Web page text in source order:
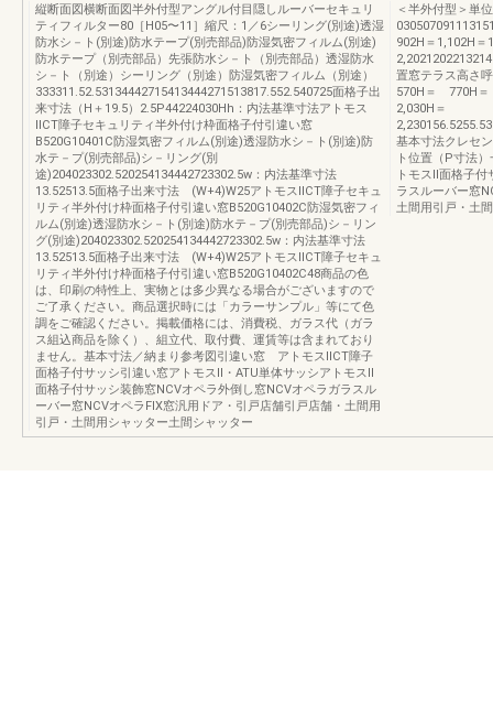
縦断面図横断面図半外付型アングル付目隠しルーバーセキュリ
ティフィルター80［H05〜11］縮尺：1／6シーリング(別途)透湿
防水シ－ト(別途)防水テープ(別売部品)防湿気密フィルム(別途)
防水テープ（別売部品）先張防水シ－ト（別売部品）透湿防水
シ－ト（別途）シーリング（別途）防湿気密フィルム（別途）
333311.52.53134442715413444271513817.552.540725面格子出
来寸法（H＋19.5）2.5P44224030Hh：内法基準寸法アトモス
ⅡCT障子セキュリティ半外付け枠面格子付引違い窓
B520G10401C防湿気密フィルム(別途)透湿防水シ－ト(別途)防
水テ－プ(別売部品)シ－リング(別
途)204023302.520254134442723302.5w：内法基準寸法
13.52513.5面格子出来寸法 (W+4)W25アトモスⅡCT障子セキュ
リティ半外付け枠面格子付引違い窓B520G10402C防湿気密フィ
ルム(別途)透湿防水シ－ト(別途)防水テ－プ(別売部品)シ－リン
グ(別途)204023302.520254134442723302.5w：内法基準寸法
13.52513.5面格子出来寸法 (W+4)W25アトモスⅡCT障子セキュ
リティ半外付け枠面格子付引違い窓B520G10402C48商品の色
は、印刷の特性上、実物とは多少異なる場合がございますので
ご了承ください。商品選択時には「カラーサンプル」等にて色
調をご確認ください。掲載価格には、消費税、ガラス代（ガラ
ス組込商品を除く）、組立代、取付費、運賃等は含まれており
ません。基本寸法／納まり参考図引違い窓 アトモスⅡCT障子
面格子付サッシ引違い窓アトモスⅡ・ATU単体サッシアトモスⅡ
面格子付サッシ装飾窓NCVオペラ外倒し窓NCVオペラガラスル
ーバー窓NCVオペラFIX窓汎用ドア・引戸店舗引戸店舗・土間用
引戸・土間用シャッター土間シャッター
＜半外付型＞単
902H＝1,102H＝
置窓テラス高さ
570H＝ 770H＝
2,030H＝
基本寸法クレセ
ト位置（P寸法
トモスⅡ面格子
ラスルーバー窓
土間用引戸・土